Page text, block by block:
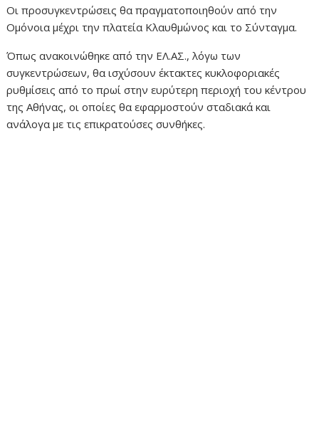
Οι προσυγκεντρώσεις θα πραγματοποιηθούν από την
Ομόνοια μέχρι την πλατεία Κλαυθμώνος και το Σύνταγμα.
Όπως ανακοινώθηκε από την ΕΛ.ΑΣ., λόγω των
συγκεντρώσεων, θα ισχύσουν έκτακτες κυκλοφοριακές
ρυθμίσεις από το πρωί στην ευρύτερη περιοχή του κέντρου
της Αθήνας, οι οποίες θα εφαρμοστούν σταδιακά και
ανάλογα με τις επικρατούσες συνθήκες.